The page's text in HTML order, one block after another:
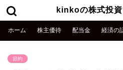
kinkoの株式投
ホーム 株主優待 配当金 経済の
節約